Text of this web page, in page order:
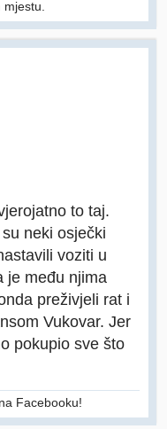
to taj.
neki osječki
voziti u
je među njima
preživjeli rat i
Vukovar. Jer
pokupio sve što
na Facebooku!